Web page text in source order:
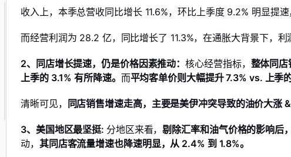
收入上，本季总营收同比增长 11.6%，环比上季度 9.2% 明显提
而经营利润为 28.2 亿，同比增长了 11.3%，在通胀大背景下，
2、同店增长提速，仍是价格因素推动：核心经营指标， 整体同
上季的 3.1% 有所降速。 而平均客单价则大幅提升 7.3% vs. 上季
清晰可见， 同店销售增速走高，主要是美伊冲突导致的油价大涨
3、美国地区最坚挺: 分地区来看，剔除汇率和油气价格的影响后
动， 其同店客流量增速也降速明显，从 2.4% 到 1.8%。